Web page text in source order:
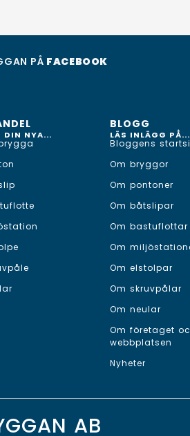
PÅ FACEBOOK
DIN NYA...
BLOGG
LÄS INLÄGG PÅ...
Bloggens
Om bryggor
Om pontoner
Om båtslipar
Om bastuflottar
Om
Om elstolpar
Om skruvpålar
Om neular
Om företaget
webbplatsen
Nyheter
AB